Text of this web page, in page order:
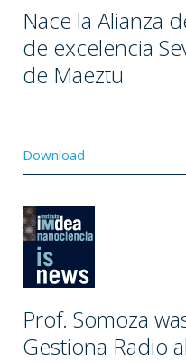
Nace la Alianza
de excelencia
de Maeztu
Download
Prof. Somoza
Gestiona Radio